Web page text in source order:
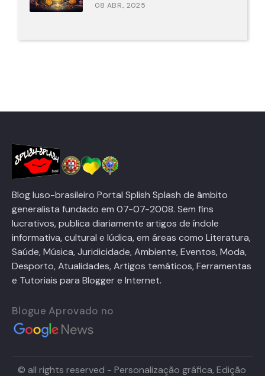
08 ABR., 2025
Blog luso-brasileiro Portal Splish Splash de âmbito
generalista fundado em 07-07-2008. Sem fins
lucrativos, publica diariamente artigos de índole
informativa, cultural e lúdica, em áreas como Literatura,
Saúde, Música, Juridicidade, Ambiente, Eventos, Moda,
Desporto, Atualidades, Artigos temáticos, Ferramentas
e Tutoriais para Blogger e Internet.
Blogue Aprovado no
© all rights reserved - Personalização gráfica, Edição